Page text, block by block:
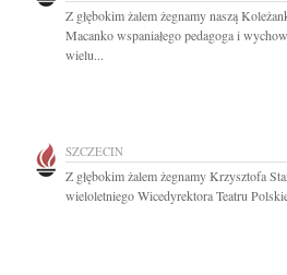
Z głębokim żalem żegnamy naszą
Macanko wspaniałego pedagoga i
wielu...
SZCZECIN
Z głębokim żalem żegnamy Krzysztofa
wieloletniego Wicedyrektora Teatru